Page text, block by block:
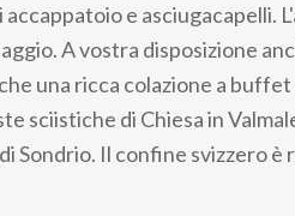
e asciugacapelli.
A vostra disposizione
una ricca colazione a
sciistiche di Chiesa in
Sondrio. Il confine svizzero è